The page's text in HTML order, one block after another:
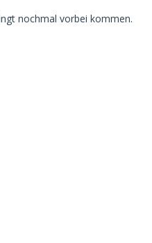
nochmal vorbei kommen.